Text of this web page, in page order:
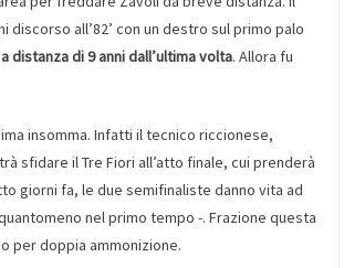
all’82’ con un destro sul primo palo
distanza di 9 anni dall’ultima volta. Allora fu
insomma. Infatti il tecnico riccionese,
sfidare il Tre Fiori all’atto finale, cui prenderà
giorni fa, le due semifinaliste danno vita ad
nel primo tempo -. Frazione questa
per doppia ammonizione.